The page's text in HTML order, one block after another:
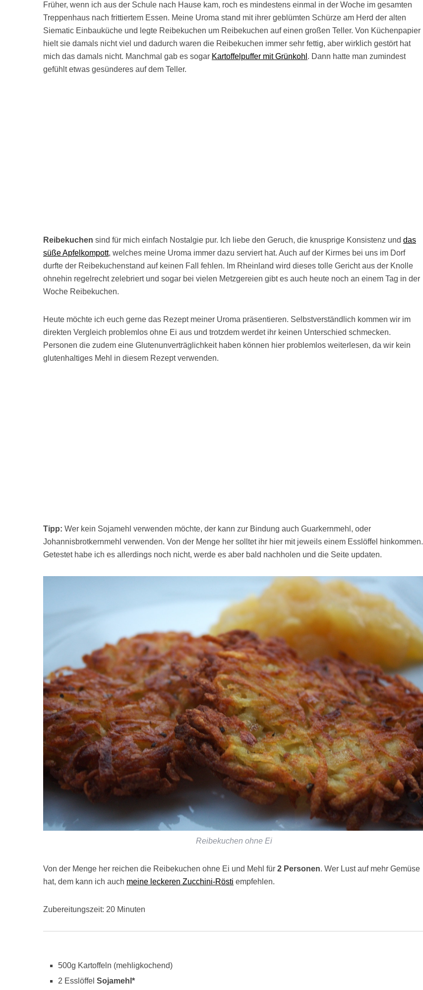
Früher, wenn ich aus der Schule nach Hause kam, roch es mindestens einmal in der Woche im gesamten
Treppenhaus nach frittiertem Essen. Meine Uroma stand mit ihrer geblümten Schürze am Herd der alten
Siematic Einbauküche und legte Reibekuchen um Reibekuchen auf einen großen Teller. Von Küchenpapier
hielt sie damals nicht viel und dadurch waren die Reibekuchen immer sehr fettig, aber wirklich gestört hat
mich das damals nicht. Manchmal gab es sogar Kartoffelpuffer mit Grünkohl . Dann hatte man zumindest
gefühlt etwas gesünderes auf dem Teller.
Reibekuchen sind für mich einfach Nostalgie pur. Ich liebe den Geruch, die knusprige Konsistenz und das
süße Apfelkompott, welches meine Uroma immer dazu serviert hat. Auch auf der Kirmes bei uns im Dorf
durfte der Reibekuchenstand auf keinen Fall fehlen. Im Rheinland wird dieses tolle Gericht aus der Knolle
ohnehin regelrecht zelebriert und sogar bei vielen Metzgereien gibt es auch heute noch an einem Tag in der
Woche Reibekuchen.
Heute möchte ich euch gerne das Rezept meiner Uroma präsentieren. Selbstverständlich kommen wir im
direkten Vergleich problemlos ohne Ei aus und trotzdem werdet ihr keinen Unterschied schmecken.
Personen die zudem eine Glutenunverträglichkeit haben können hier problemlos weiterlesen, da wir kein
glutenhaltiges Mehl in diesem Rezept verwenden.
Tipp: Wer kein Sojamehl verwenden möchte, der kann zur Bindung auch Guarkernmehl, oder
Johannisbrotkernmehl verwenden. Von der Menge her solltet ihr hier mit jeweils einem Esslöffel hinkommen.
Getestet habe ich es allerdings noch nicht, werde es aber bald nachholen und die Seite updaten.
Reibekuchen ohne Ei
Von der Menge her reichen die Reibekuchen ohne Ei und Mehl für 2 Personen. Wer Lust auf mehr Gemüse
hat, dem kann ich auch meine leckeren Zucchini-Rösti empfehlen.
Zubereitungszeit: 20 Minuten
500g Kartoffeln (mehligkochend)
2 Esslöffel Sojamehl *